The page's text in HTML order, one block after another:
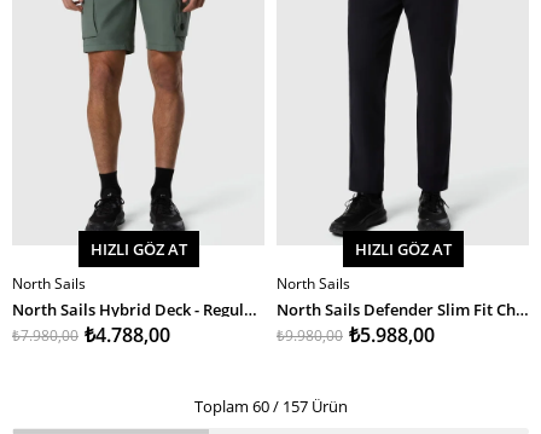
SEPETE EKLE
HIZLI GÖZ AT
North Sails
North Sails Hybrid Deck - Regular Kalıp Erkek Şort
₺4.788,00
₺7.980,00
SEPETE EKLE
HIZLI GÖZ AT
North Sails
North Sails Defender Slim Fit Chino Erkek Pantolon
₺5.988,00
₺9.980,00
Toplam 60/ 157Ürün